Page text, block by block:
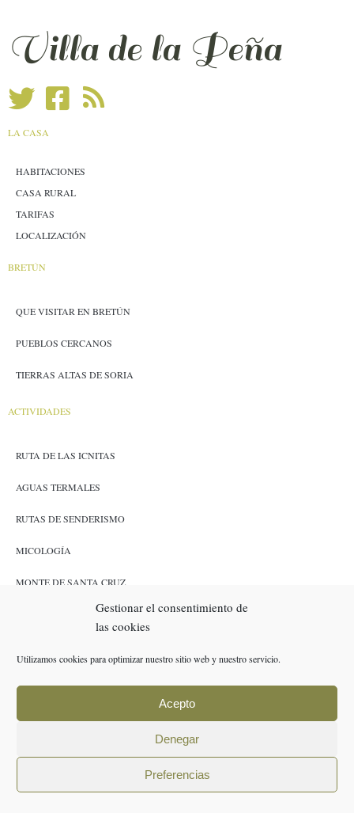
Gestionar el consentimiento de
las cookies
Utilizamos cookies para optimizar nuestro sitio web y nuestro servicio.
Acepto
Denegar
Preferencias
Villa de la Peña
LA CASA
HABITACIONES
CASA RURAL
TARIFAS
LOCALIZACIÓN
BRETÚN
QUE VISITAR EN BRETÚN
PUEBLOS CERCANOS
TIERRAS ALTAS DE SORIA
ACTIVIDADES
RUTA DE LAS ICNITAS
AGUAS TERMALES
RUTAS DE SENDERISMO
MICOLOGÍA
MONTE DE SANTA CRUZ
POLÍTICA DE COOKIES (UE)
AVISO LEGAL
POLÍTICA DE PRIVACIDAD